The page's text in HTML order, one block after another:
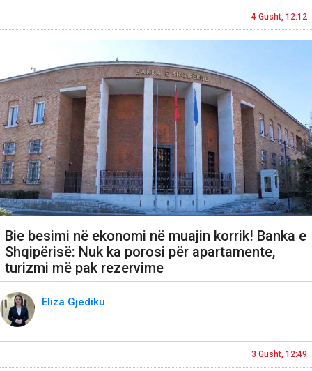
4 Gusht, 12:12
Bie besimi në ekonomi në muajin korrik! Banka e
Shqipërisë: Nuk ka porosi për apartamente,
turizmi më pak rezervime
Eliza Gjediku
3 Gusht, 12:49